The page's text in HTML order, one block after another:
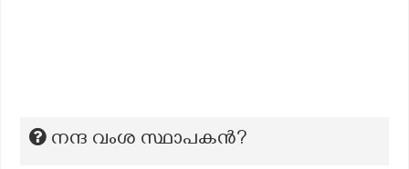
നന്ദ വംശ സ്ഥാപകന്‍?